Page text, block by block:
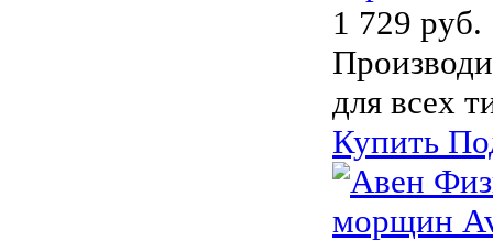
1 729 руб.
для всех
Купить